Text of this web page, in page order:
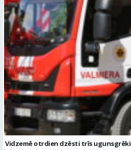
Vidzemē otrdien dzēsti trīs ugunsgrēki